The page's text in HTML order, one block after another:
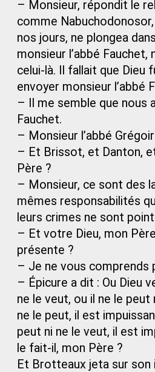
– Monsieur, répondit le
comme
nos jours, ne plongea
monsieur l’abbé
celui-là. Il fallait que Dieu
envoyer monsieur l’abbé
– Il me semble que nous
Fauchet.
– Monsieur l’abbé
– Et Brissot, et Danton,
Père ?
– Monsieur, ce sont des
mêmes responsabilités
leurs crimes ne sont
– Et votre Dieu, mon
présente ?
– Je ne vous comprends
– Épicure a dit : Ou Dieu
ne le veut, ou il ne le
ne le peut, il est
peut ni ne le veut, il est
le fait-il, mon Père ?
Et Brotteaux jeta sur